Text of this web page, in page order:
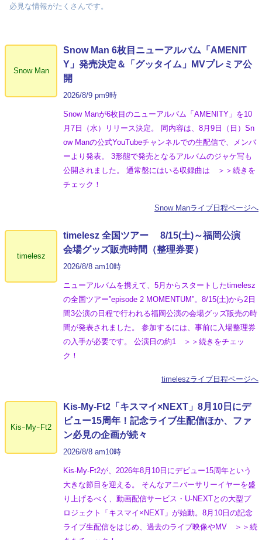
必見な情報がたくさんです。
Snow Man
Snow Man 6枚目ニューアルバム「AMENIT
Y」発売決定＆「グッタイム」MVプレミア公
開
2026/8/9 pm9時
Snow Manが6枚目のニューアルバム「AMENITY」を10
月7日（水）リリース決定。 同内容は、8月9日（日）Sn
ow Manの公式YouTubeチャンネルでの生配信で、メンバ
ーより発表。 3形態で発売となるアルバムのジャケ写も
公開されました。 通常盤にはいる収録曲は ＞＞続きを
チェック！
Snow Manライブ日程ページへ
timelesz
timelesz 全国ツアー 8/15(土)～福岡公演
会場グッズ販売時間（整理券要）
2026/8/8 am10時
ニューアルバムを携えて、5月からスタートしたtimelesz
の全国ツアー”episode 2 MOMENTUM”。8/15(土)から2日
間3公演の日程で行われる福岡公演の会場グッズ販売の時
間が発表されました。 参加するには、事前に入場整理券
の入手が必要です。 公演日の約1 ＞＞続きをチェッ
ク！
timeleszライブ日程ページへ
KisｰMyｰFt2
Kis-My-Ft2「キスマイ×NEXT」8月10日にデ
ビュー15周年！記念ライブ生配信ほか、ファ
ン必見の企画が続々
2026/8/8 am10時
Kis-My-Ft2が、2026年8月10日にデビュー15周年という
大きな節目を迎える。 そんなアニバーサリーイヤーを盛
り上げるべく、動画配信サービス・U-NEXTとの大型プ
ロジェクト「キスマイ×NEXT」が始動。8月10日の記念
ライブ生配信をはじめ、過去のライブ映像やMV ＞＞続